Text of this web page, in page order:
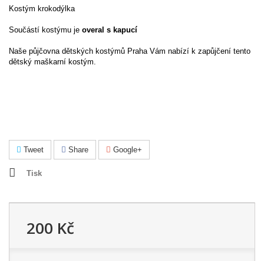
Kostým krokodýlka
Součástí kostýmu je overal s kapucí
Naše půjčovna dětských kostýmů Praha Vám nabízí k zapůjčení tento
dětský maškarní kostým.
Tweet Share Google+
Tisk
200 Kč